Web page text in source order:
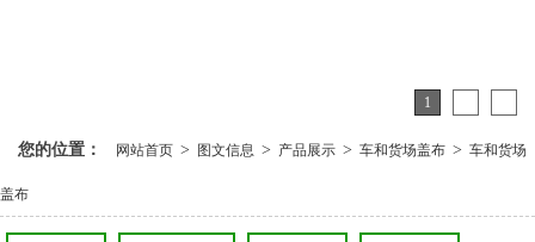
1
您的位置： 网站首页 > 图文信息 > 产品展示 > 车和货场盖布 > 车和货场
盖布